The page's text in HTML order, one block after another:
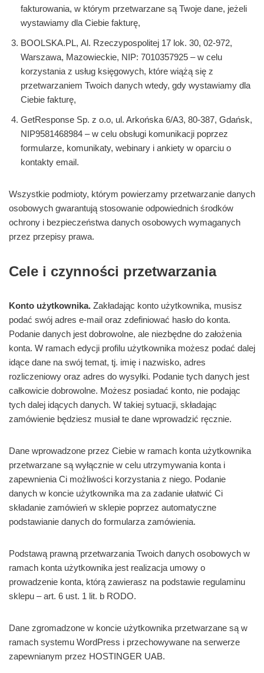
fakturowania, w którym przetwarzane są Twoje dane, jeżeli
wystawiamy dla Ciebie fakturę,
BOOLSKA.PL, Al. Rzeczypospolitej 17 lok. 30, 02-972,
Warszawa, Mazowieckie, NIP: 7010357925 – w celu
korzystania z usług księgowych, które wiążą się z
przetwarzaniem Twoich danych wtedy, gdy wystawiamy dla
Ciebie fakturę,
GetResponse Sp. z o.o, ul. Arkońska 6/A3, 80-387, Gdańsk,
NIP9581468984 – w celu obsługi komunikacji poprzez
formularze, komunikaty, webinary i ankiety w oparciu o
kontakty email.
Wszystkie podmioty, którym powierzamy przetwarzanie danych
osobowych gwarantują stosowanie odpowiednich środków
ochrony i bezpieczeństwa danych osobowych wymaganych
przez przepisy prawa.
Cele i czynności przetwarzania
Konto użytkownika. Zakładając konto użytkownika, musisz
podać swój adres e-mail oraz zdefiniować hasło do konta.
Podanie danych jest dobrowolne, ale niezbędne do założenia
konta. W ramach edycji profilu użytkownika możesz podać dalej
idące dane na swój temat, tj. imię i nazwisko, adres
rozliczeniowy oraz adres do wysyłki. Podanie tych danych jest
całkowicie dobrowolne. Możesz posiadać konto, nie podając
tych dalej idących danych. W takiej sytuacji, składając
zamówienie będziesz musiał te dane wprowadzić ręcznie.
Dane wprowadzone przez Ciebie w ramach konta użytkownika
przetwarzane są wyłącznie w celu utrzymywania konta i
zapewnienia Ci możliwości korzystania z niego. Podanie
danych w koncie użytkownika ma za zadanie ułatwić Ci
składanie zamówień w sklepie poprzez automatyczne
podstawianie danych do formularza zamówienia.
Podstawą prawną przetwarzania Twoich danych osobowych w
ramach konta użytkownika jest realizacja umowy o
prowadzenie konta, którą zawierasz na podstawie regulaminu
sklepu – art. 6 ust. 1 lit. b RODO.
Dane zgromadzone w koncie użytkownika przetwarzane są w
ramach systemu WordPress i przechowywane na serwerze
zapewnianym przez HOSTINGER UAB.